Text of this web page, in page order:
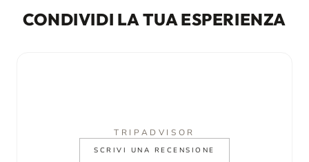
CONDIVIDI LA TUA ESPERIENZA
TRIPADVISOR
SCRIVI UNA RECENSIONE